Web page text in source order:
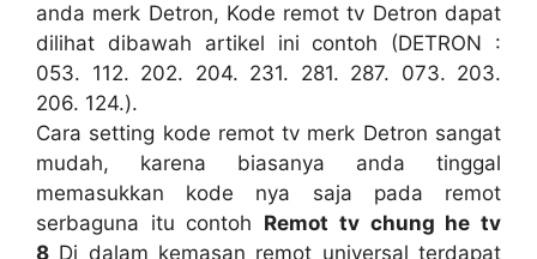
anda merk Detron, Kode remot tv Detron dapat
dilihat dibawah artikel ini contoh (DETRON :
053. 112. 202. 204. 231. 281. 287. 073. 203.
206. 124.).
Cara setting kode remot tv merk Detron sangat
mudah, karena biasanya anda tinggal
memasukkan kode nya saja pada remot
serbaguna itu contoh Remot tv chung he tv
8 Di dalam kemasan remot universal terdapat